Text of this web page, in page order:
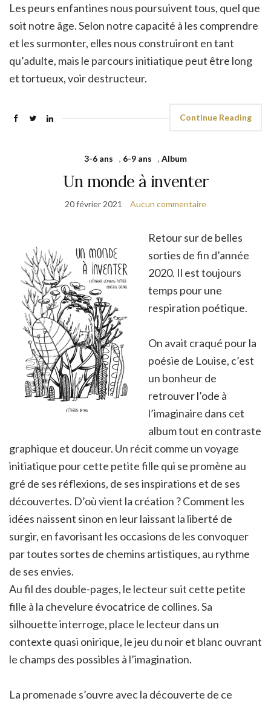
Les peurs enfantines nous poursuivent tous, quel que
soit notre âge. Selon notre capacité à les comprendre
et les surmonter, elles nous construiront en tant
qu’adulte, mais le parcours initiatique peut être long
et tortueux, voir destructeur.
Continue Reading
3-6 ans , 6-9 ans , Album
Un monde à inventer
20 février 2021 Aucun commentaire
Retour sur de belles
sorties de fin d’année
2020. Il est toujours
temps pour une
respiration poétique.
On avait craqué pour la
poésie de Louise, c’est
un bonheur de
retrouver l’ode à
l’imaginaire dans cet
album tout en contraste
graphique et douceur. Un récit comme un voyage
initiatique pour cette petite fille qui se promène au
gré de ses réflexions, de ses inspirations et de ses
découvertes. D’où vient la création ? Comment les
idées naissent sinon en leur laissant la liberté de
surgir, en favorisant les occasions de les convoquer
par toutes sortes de chemins artistiques, au rythme
de ses envies.
Au fil des double-pages, le lecteur suit cette petite
fille à la chevelure évocatrice de collines. Sa
silhouette interroge, place le lecteur dans un
contexte quasi onirique, le jeu du noir et blanc ouvrant
le champs des possibles à l’imagination.
La promenade s’ouvre avec la découverte de ce